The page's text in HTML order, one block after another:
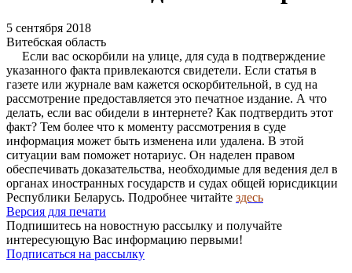
5 сентября 2018
Витебская область
Если вас оскорбили на улице, для суда в подтверждение
указанного факта привлекаются свидетели. Если статья в
газете или журнале вам кажется оскорбительной, в суд на
рассмотрение предоставляется это печатное издание. А что
делать, если вас обидели в интернете? Как подтвердить этот
факт? Тем более что к моменту рассмотрения в суде
информация может быть изменена или удалена. В этой
ситуации вам поможет нотариус. Он наделен правом
обеспечивать доказательства, необходимые для ведения дел в
органах иностранных государств и судах общей юрисдикции
Республики Беларусь. Подробнее читайте здесь
Версия для печати
Подпишитесь на новостную рассылку и получайте
интересующую Вас информацию первыми!
Подписаться на рассылку